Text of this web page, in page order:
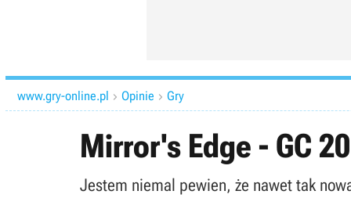
www.gry-online.pl  Opinie  Gry
Mirror's Edge - GC
Jestem niemal pewien, że nawet tak